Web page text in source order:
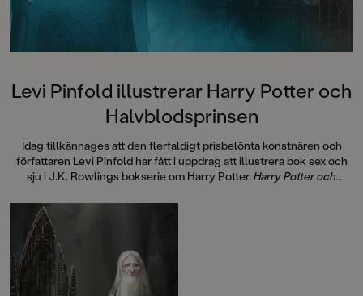
Levi Pinfold illustrerar Harry Potter och
Halvblodsprinsen
Idag tillkännages att den flerfaldigt prisbelönta konstnären och
författaren Levi Pinfold har fått i uppdrag att illustrera bok sex och
sju i J.K. Rowlings bokserie om Harry Potter.Harry Potter och
oktober 2026.